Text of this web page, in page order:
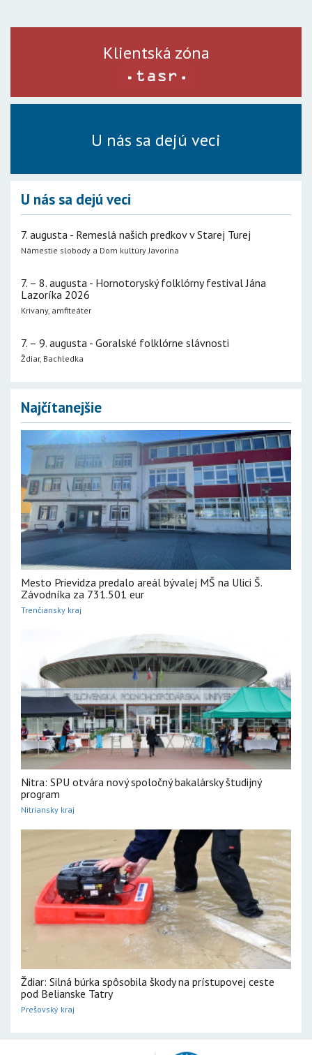
Klientská zóna
U nás sa dejú veci
U nás sa dejú veci
7. augusta - Remeslá našich predkov v Starej Turej
Námestie slobody a Dom kultúry Javorina
7. – 8. augusta - Hornotoryský folklórny festival Jána
Lazoríka 2026
Krivany, amfiteáter
7. – 9. augusta - Goralské folklórne slávnosti
Ždiar, Bachledka
Najčítanejšie
Mesto Prievidza predalo areál bývalej MŠ na Ulici Š.
Závodníka za 731.501 eur
Trenčiansky kraj
Nitra: SPU otvára nový spoločný bakalársky študijný
program
Nitriansky kraj
Ždiar: Silná búrka spôsobila škody na prístupovej ceste
pod Belianske Tatry
Prešovský kraj